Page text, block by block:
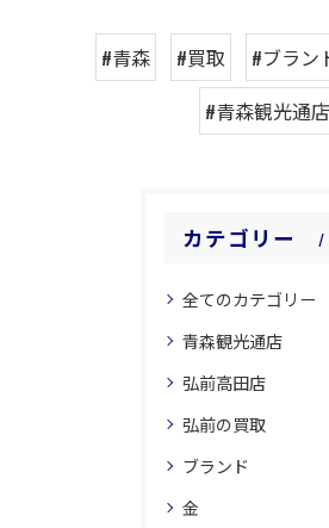
#青森 #買取 #ブラン
#青森観光通店
カテゴリー
全てのカテゴリー
青森観光通店
弘前高田店
弘前の買取
ブランド
金